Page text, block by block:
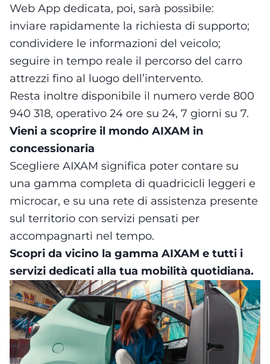
Web App dedicata, poi, sarà possibile:
inviare rapidamente la richiesta di supporto;
condividere le informazioni del veicolo;
seguire in tempo reale il percorso del carro
attrezzi fino al luogo dell’intervento.
Resta inoltre disponibile il numero verde 800
940 318, operativo 24 ore su 24, 7 giorni su 7.
Vieni a scoprire il mondo AIXAM in
concessionaria
Scegliere AIXAM significa poter contare su
una gamma completa di quadricicli leggeri e
microcar, e su una rete di assistenza presente
sul territorio con servizi pensati per
accompagnarti nel tempo.
Scopri da vicino la gamma AIXAM e tutti i
servizi dedicati alla tua mobilità quotidiana.